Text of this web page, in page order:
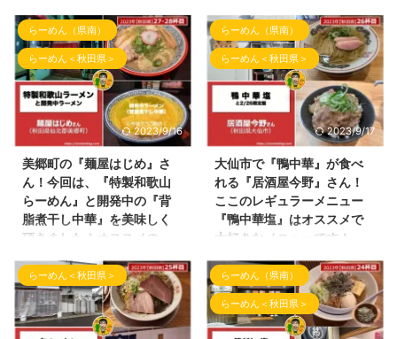
めん食べて、写真撮って、
Instagramのストーリーズにて メ
ンシ ...
らお誘い頂き訪問につながりまし
た！ （店主はじめさん！ありが
とうございます！） それでは ...
こんばんわ！投稿停滞中のしんめ
んのブログのお時間となりまし
た。 本日からブログ投稿のネタ
も溜まりに溜まってきております
ので、少しずつ投稿を心掛けてい
きます！ 本日は、大仙市にあり
ますJR大曲駅近くにあります美
味しいお料理が頂けるこのお店！
『麺酒菜 おり座』さんへ伺いま
したので、ご紹介致します！ 麺
酒菜おり座さん 麺酒菜おり座さ
んの建物は魅力的な建物で店内の
ナータイムは、17時から21時半
（フードとドリンクのラストオー
ダーのお時間もあるのでご注意）
となっております。 麺酒菜お ...
こんばんわ！しんめんのブログ📝
のお時間となりました。 春の到
来をお知らせするような天気と気
温になってきましたね！ 来月に
なりますと桜の開花情報がちらほ
ら聞こえてくると思います！ 個
人的には桜といえばやっぱり角館
の武家屋敷通りや堤防の桜並木と
連想する方も多いと思われます。
桜を見た後、ここのお店のらあめ
んと思う場所を今回はご紹介致し
ます！ 今回のらーめん屋さんの
ん屋さんはここ！ 仙北市角館町
にあります『麺のご馳走 花うさ
ぎ』さん をご紹介させて頂きま
す！ お昼の時間帯を遅めにし ...
らーめん（県南）
らーめん＜秋田県＞
2023/9/16
美郷町の『麺屋はじめ』さ
ん！今回は、『特製和歌山
らーめん』と開発中の『背
脂煮干し中華』を美味しく
頂きました！オススメの一
こんばんわ！しんめんのブログ📝
の投稿となりました！ いつもブ
ログ『しんめんの旅』を見て頂き
ありがとうございます！ 今回の
らーめん（県南）
らーめん＜秋田県＞
2023/9/17
大仙市で『鴨中華』が食べ
れる『居酒屋今野』さん！
ここのレギュラーメニュー
『鴨中華塩』はオススメで
大好きなメニューです！
こんばんわ！ しんめんのブログ
📝のお時間となりました！ 最
近、ブログにする記事が溜まりま
くっており、整理中のしんめんで
す！ 今回の投稿は、先週の日曜
らーめん＜秋田県＞ らーめん（県南）
らーめん＜秋田県＞